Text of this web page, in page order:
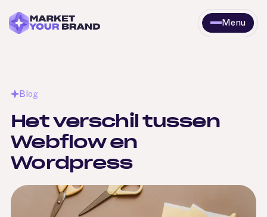
Menu
Sluit
Blog
Hetverschiltussen
Webflowen
Wordpress